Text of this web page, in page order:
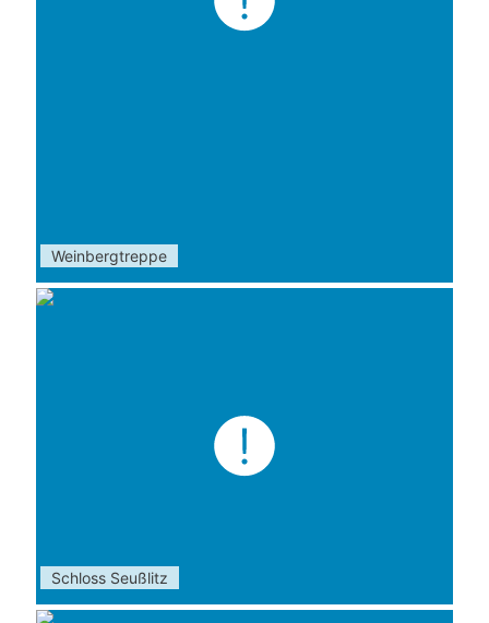
Weinbergtreppe
Schloss Seußlitz